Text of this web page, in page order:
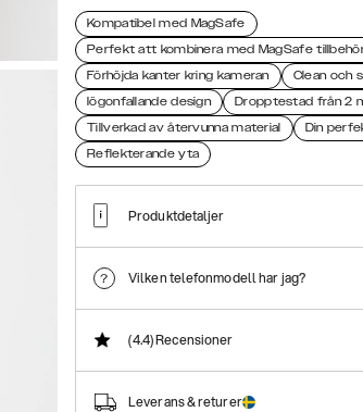
Kompatibel med MagSafe
Perfekt att kombinera med MagSafe
Förhöjda kanter kring kameran
Clean och
Iögonfallande design
Dropptestad från 2
Tillverkad av återvunna material
Din
Reflekterande yta
Produktdetaljer
Vilken telefonmodell har jag?
(4.4)Recensioner
Leverans & returer